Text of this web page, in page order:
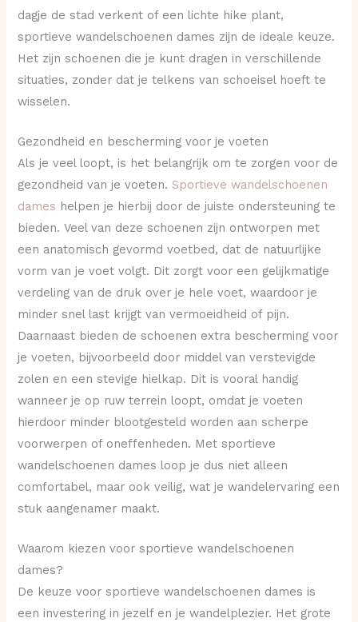
dagje de stad verkent of een lichte hike plant,
sportieve wandelschoenen dames zijn de ideale keuze.
Het zijn schoenen die je kunt dragen in verschillende
situaties, zonder dat je telkens van schoeisel hoeft te
wisselen.
Gezondheid en bescherming voor je voeten
Als je veel loopt, is het belangrijk om te zorgen voor de
gezondheid van je voeten. Sportieve wandelschoenen
dames helpen je hierbij door de juiste ondersteuning te
bieden. Veel van deze schoenen zijn ontworpen met
een anatomisch gevormd voetbed, dat de natuurlijke
vorm van je voet volgt. Dit zorgt voor een gelijkmatige
verdeling van de druk over je hele voet, waardoor je
minder snel last krijgt van vermoeidheid of pijn.
Daarnaast bieden de schoenen extra bescherming voor
je voeten, bijvoorbeeld door middel van verstevigde
zolen en een stevige hielkap. Dit is vooral handig
wanneer je op ruw terrein loopt, omdat je voeten
hierdoor minder blootgesteld worden aan scherpe
voorwerpen of oneffenheden. Met sportieve
wandelschoenen dames loop je dus niet alleen
comfortabel, maar ook veilig, wat je wandelervaring een
stuk aangenamer maakt.
Waarom kiezen voor sportieve wandelschoenen
dames?
De keuze voor sportieve wandelschoenen dames is
een investering in jezelf en je wandelplezier. Het grote